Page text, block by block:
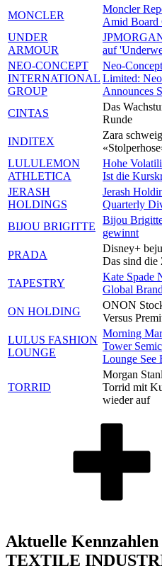
MONCLER
Moncler
Amid Board
UNDER
ARMOUR
auf
NEO-CONCEPT
INTERNATIONAL
GROUP
Neo-
Limited:
Announces
CINTAS
Das
Runde
INDITEX
Zara
LULULEMON
ATHLETICA
Hohe
Ist die
JERASH
HOLDINGS
Jerash
Quarterly
BIJOU BRIGITTE
Bijou
gewinnt
PRADA
Disney+
Das sind die
TAPESTRY
Kate Spade
Global
ON HOLDING
ONON
Versus
LULUS FASHION
LOUNGE
Morning
Tower
Lounge See
TORRID
Morgan
Torrid mit
wieder auf
Aktuelle
TEXTILE